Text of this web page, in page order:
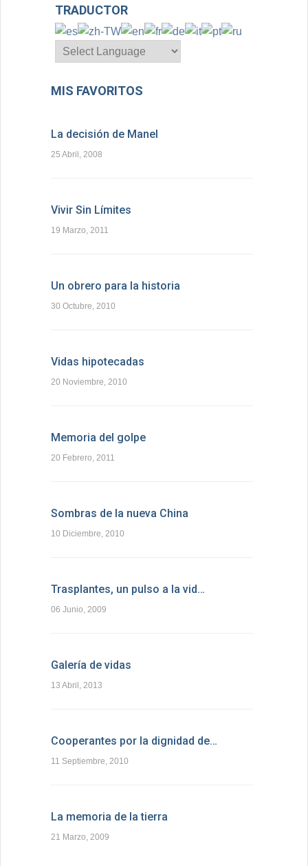
TRADUCTOR
MIS FAVORITOS
La decisión de Manel
25 Abril, 2008
Vivir Sin Límites
19 Marzo, 2011
Un obrero para la historia
30 Octubre, 2010
Vidas hipotecadas
20 Noviembre, 2010
Memoria del golpe
20 Febrero, 2011
Sombras de la nueva China
10 Diciembre, 2010
Trasplantes, un pulso a la vid…
06 Junio, 2009
Galería de vidas
13 Abril, 2013
Cooperantes por la dignidad de…
11 Septiembre, 2010
La memoria de la tierra
21 Marzo, 2009